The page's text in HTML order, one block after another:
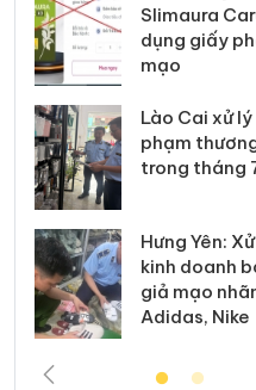
Slimaura
dụng giấy
mạo
Lào Cai xử
phạm
trong tháng
Hưng Yên:
kinh doanh
giả mạo
Adidas, Nike